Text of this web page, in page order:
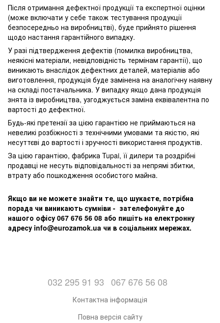
Після отримання дефектної продукції та експертної оцінки
(може включати у себе також тестування продукції
безпосередньо на виробництві), буде прийнято рішення
щодо настання гарантійного випадку.
У разі підтвердження дефектів (помилка виробництва,
неякісні матеріали, невідповідність термінам гарантії), що
виникають внаслідок дефектних деталей, матеріалів або
виготовлення, продукція буде замінена на аналогічну наявну
на складі постачальника. У випадку якщо дана продукція
знята із виробництва, узгоджується заміна еквівалентна по
вартості до дефектної.
Будь-які претензії за цією гарантією не приймаються на
невеликі розбіжності з технічними умовами та якістю, які
несуттєві до вартості і зручності використання продуктів.
За цією гарантією, фабрика Tupai, її дилери та роздрібні
продавці не несуть відповідальності за непрямі збитки,
втрату або пошкодження особистого майна.
Якщо ви не можете знайти те, що шукаєте, потрібна
порада чи виникають сумніви - зателефонуйте до
нашого офісу 067 676 56 08 або пишіть на електронну
адресу info@eurozamok.ua чи в соціальних мережах.
032 295 91 93 067 676 56 08
Контактна інформація
Повна версія сайту